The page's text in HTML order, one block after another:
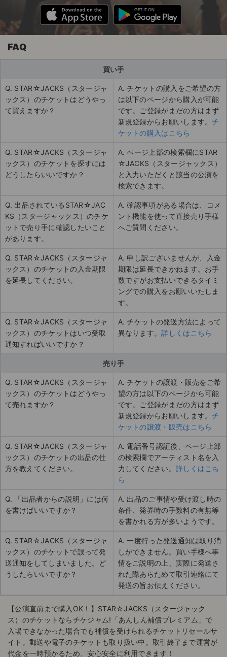
FAQ
買い手
Q. STAR☆JACKS（スタージャ
ックス）のチケットはどうやっ
て買えますか？
A. チケットの購入をご希望の方
は以下のページから購入が可能
です。ご登録がまだの方はまず
新規登録からお願いします。 チ
ケットの購入はこちら
Q. STAR☆JACKS（スタージャ
ックス）のチケットを探すには
どうしたらいいですか？
A. ページ上部の検索欄にSTAR
☆JACKS（スタージャックス）
と入力いただくと該当の公演を
検索できます。
Q. 出品されているSTAR☆JAC
KS（スタージャックス）のチケ
ットで売り手に確認したいこと
があります。
A. 確認事項がある場合は、コメ
ント機能を使って直接売り手様
へご質問ください。
Q. STAR☆JACKS（スタージャ
ックス）のチケットの入金期限
を延長してください。
A. 申し訳ございませんが、入金
期限は延長できかねます。お手
数ですがお支払いできるタイミ
ングでの購入をお願いいたしま
す。
Q. STAR☆JACKS（スタージャ
ックス）のチケットはいつ受取
通知すればいいですか？
A. チケットの発送方法によって
異なります。詳しくはこちら
売り手
Q. STAR☆JACKS（スタージャ
ックス）のチケットはどうやっ
て売れますか？
A. チケットの譲渡・販売をご希
望の方は以下のページから可能
です。ご登録がまだの方はまず
新規登録からお願いします。 チ
ケットの譲渡・販売はこちら
Q. STAR☆JACKS（スタージャ
ックス）のチケットの出品の仕
方を教えてください。
A. 電話番号認証後、ページ上部
の検索欄でアーティスト名を入
力してください。 詳しくはこち
ら
Q. 「出品者からの説明」には何
を書けばいいですか？
A. 出品のご事情や受け渡し時の
条件、発券時の手数料の有無等
を書かれる方が多いようです。
Q. STAR☆JACKS（スタージャ
ックス）のチケットで誤って発
送通知をしてしまいました。ど
うしたらいいですか？
A. 一度行った発送通知は取り消
しができません。買い手様へ事
情をご説明の上、実際に発送さ
れた際あらためて取引連絡にて
発送の旨お伝えください。
【公演直前まで購入OK！】STAR☆JACKS（スタージャック
ス）のチケットならチケジャム!「あんしん補償プレミアム」で
入場できなかった場合でも補償を受けられるチケットリセールサ
イト。郵送や電子のチケットも取り扱い中。取引終了まで運営が
代金を一時預かるため、安心安全に利用できます！